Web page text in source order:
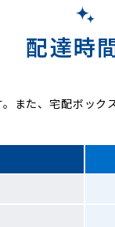
配達時
また、宅配ボッ